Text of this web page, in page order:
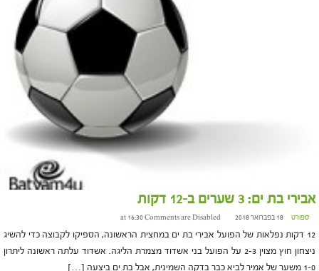
אבירי בת ים: 3 שערים ב-12 דקות
ספורט 18 בפברואר 2018 at 16:30 Comments are Disabled
12 דקות נפלאות של הפועל אבירי בת ים במחצית הראשונה, הספיקו לקבוצה כדי להשיג
ניצחון חוץ מצוין 2-3 על הפועל בני אשדוד מצמרת הליגה. אשדוד עלתה ראשונה ליתרון
1-0 משער של אמיר לביא כבר בדקה השמינית, אבל בת ים ביצעה […]